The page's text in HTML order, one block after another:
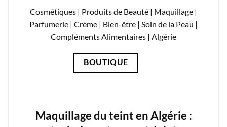
Cosmétiques | Produits de Beauté | Maquillage |
Parfumerie | Crème | Bien-être | Soin de la Peau |
Compléments Alimentaires | Algérie
BOUTIQUE
Maquillage du teint en Algérie :